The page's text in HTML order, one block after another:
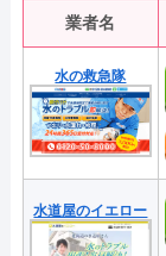
業者名
水の救急隊
水道屋のイエロー